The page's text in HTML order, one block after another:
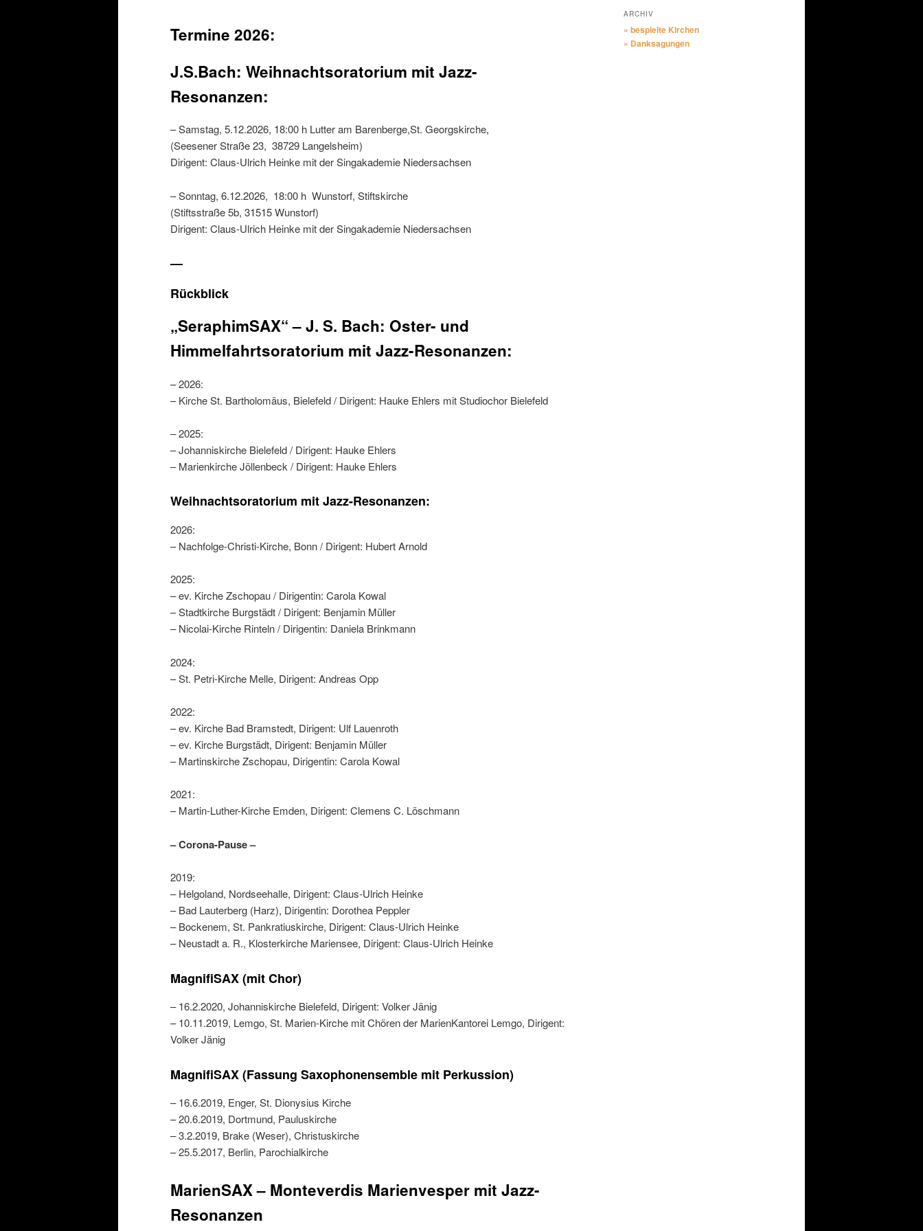
Termine 2026:
J.S.Bach: Weihnachtsoratorium mit Jazz-
Resonanzen:
– Samstag, 5.12.2026, 18:00 h Lutter am Barenberge,St. Georgskirche,
(Seesener Straße 23, 38729 Langelsheim)
Dirigent: Claus-Ulrich Heinke mit der Singakademie Niedersachsen
– Sonntag, 6.12.2026, 18:00 h Wunstorf, Stiftskirche
(Stiftsstraße 5b, 31515 Wunstorf)
Dirigent: Claus-Ulrich Heinke mit der Singakademie Niedersachsen
—
Rückblick
„SeraphimSAX“ – J. S. Bach: Oster- und
Himmelfahrtsoratorium mit Jazz-Resonanzen:
– 2026:
– Kirche St. Bartholomäus, Bielefeld / Dirigent: Hauke Ehlers mit Studiochor Bielefeld
– 2025:
– Johanniskirche Bielefeld / Dirigent: Hauke Ehlers
– Marienkirche Jöllenbeck / Dirigent: Hauke Ehlers
Weihnachtsoratorium mit Jazz-Resonanzen:
2026:
– Nachfolge-Christi-Kirche, Bonn / Dirigent: Hubert Arnold
2025:
– ev. Kirche Zschopau / Dirigentin: Carola Kowal
– Stadtkirche Burgstädt / Dirigent: Benjamin Müller
– Nicolai-Kirche Rinteln / Dirigentin: Daniela Brinkmann
2024:
– St. Petri-Kirche Melle, Dirigent: Andreas Opp
2022:
– ev. Kirche Bad Bramstedt, Dirigent: Ulf Lauenroth
– ev. Kirche Burgstädt, Dirigent: Benjamin Müller
– Martinskirche Zschopau, Dirigentin: Carola Kowal
2021:
– Martin-Luther-Kirche Emden, Dirigent: Clemens C. Löschmann
– Corona-Pause –
2019:
– Helgoland, Nordseehalle, Dirigent: Claus-Ulrich Heinke
– Bad Lauterberg (Harz), Dirigentin: Dorothea Peppler
– Bockenem, St. Pankratiuskirche, Dirigent: Claus-Ulrich Heinke
– Neustadt a. R., Klosterkirche Mariensee, Dirigent: Claus-Ulrich Heinke
MagnifiSAX (mit Chor)
– 16.2.2020, Johanniskirche Bielefeld, Dirigent: Volker Jänig
– 10.11.2019, Lemgo, St. Marien-Kirche mit Chören der MarienKantorei Lemgo, Dirigent:
Volker Jänig
MagnifiSAX (Fassung Saxophonensemble mit Perkussion)
– 16.6.2019, Enger, St. Dionysius Kirche
– 20.6.2019, Dortmund, Pauluskirche
– 3.2.2019, Brake (Weser), Christuskirche
– 25.5.2017, Berlin, Parochialkirche
MarienSAX – Monteverdis Marienvesper mit Jazz-
Resonanzen
ARCHIV
» bespielte Kirchen
» Danksagungen